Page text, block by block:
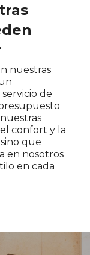
nuestras
de
confort y la
que
en nosotros
en cada